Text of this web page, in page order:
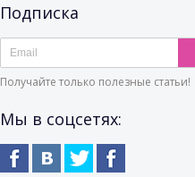
Подписка
Получайте только полезные статьи!
Мы в соцсетях: